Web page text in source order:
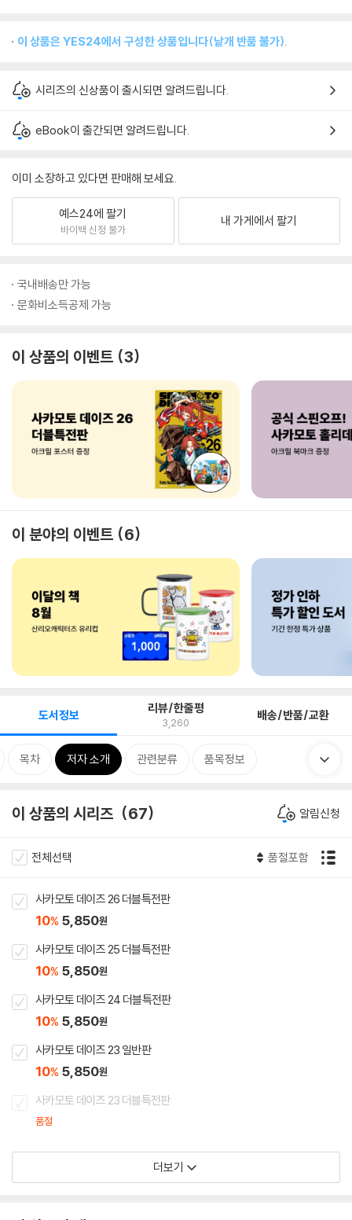
이 상품은 YES24에서 구성한 상품입니다(낱개 반품 불가).
시리즈의 신상품이 출시되면 알려드립니다.
eBook이 출간되면 알려드립니다.
이미 소장하고 있다면 판매해 보세요.
예스24에 팔기
바이백 신청 불가
내 가게에서 팔기
국내배송만 가능
문화비소득공제 가능
이 상품의 이벤트 3
이 분야의 이벤트 6
도서정보 리뷰/한줄평
3,260 배송/반품/교환
목차 저자 소개 관련분류 품목정보
이 상품의 시리즈 67 알림신청
전체선택 품절포함
사카모토 데이즈 26 더블특전판
10% 5,850원
사카모토 데이즈 25 더블특전판
10% 5,850원
사카모토 데이즈 24 더블특전판
10% 5,850원
사카모토 데이즈 23 일반판
10% 5,850원
사카모토 데이즈 23 더블특전판
품절
더보기